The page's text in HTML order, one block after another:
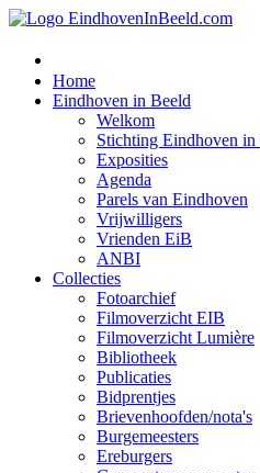
Home
Eindhoven in Beeld
Welkom
Stichting Eindhoven in
Exposities
Agenda
Parels van Eindhoven
Vrijwilligers
Vrienden EiB
ANBI
Collecties
Fotoarchief
Filmoverzicht EIB
Filmoverzicht Lumière
Bibliotheek
Publicaties
Bidprentjes
Brievenhoofden/nota's
Burgemeesters
Ereburgers